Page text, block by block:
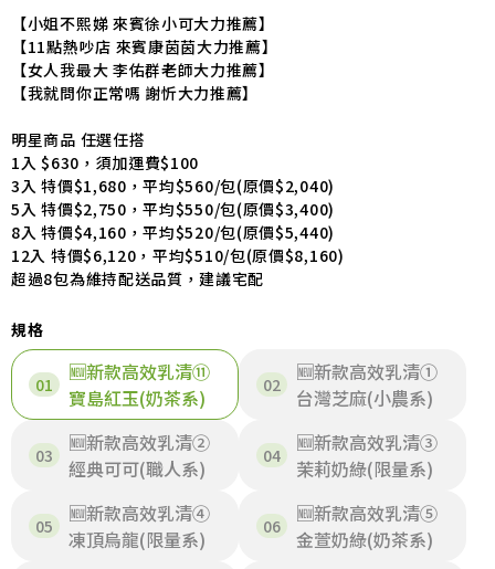
【小姐不熙娣 來賓徐小可大力推薦】
【11點熱吵店 來賓康茵茵大力推薦】
【女人我最大 李佑群老師大力推薦】
【我就問你正常嗎 謝忻大力推薦】
明星商品 任選任搭
1入 $630，須加運費$100
3入 特價$1,680，平均$560/包(原價$2,040)
5入 特價$2,750，平均$550/包(原價$3,400)
8入 特價$4,160，平均$520/包(原價$5,440)
12入 特價$6,120，平均$510/包(原價$8,160)
超過8包為維持配送品質，建議宅配
規格
🆕新款高效乳清⑪
寶島紅玉(奶茶系)
🆕新款高效乳清①
台灣芝麻(小農系)
🆕新款高效乳清②
經典可可(職人系)
🆕新款高效乳清③
茉莉奶綠(限量系)
🆕新款高效乳清④
凍頂烏龍(限量系)
🆕新款高效乳清⑤
金萱奶綠(奶茶系)